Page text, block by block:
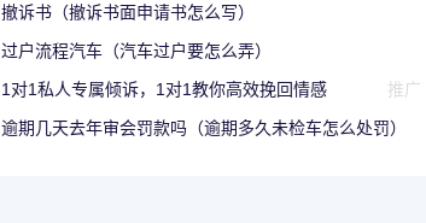
撤诉书（撤诉书面申请书怎么写）
过户流程汽车（汽车过户要怎么弄）
1对1私人专属倾诉，1对1教你高效挽回情感
推广
逾期几天去年审会罚款吗（逾期多久未检车怎么处罚）